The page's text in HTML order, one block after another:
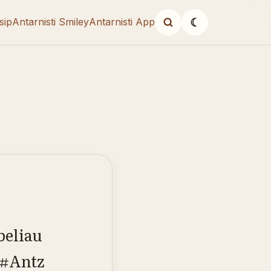
Antarnisti SmileyAntarnisti App ☾